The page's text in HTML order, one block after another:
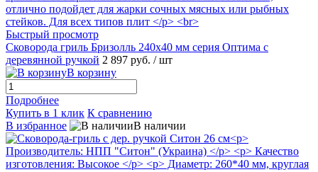
Быстрый просмотр
Сковорода гриль Бризолль 240x40 мм серия Оптима c
деревянной ручкой 2 897 руб. / шт
В корзину
Подробнее
Купить в 1 клик К сравнению
В избранное
В наличии